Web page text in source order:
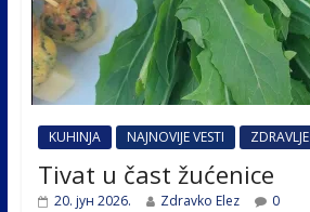
KUHINJA NAJNOVIJE VESTI ZDRAVLJE
Tivat u čast žućenice
20. јун 2026. Zdravko Elez 0